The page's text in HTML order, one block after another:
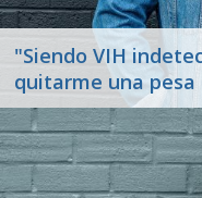
"Siendo VIH
quitarme una